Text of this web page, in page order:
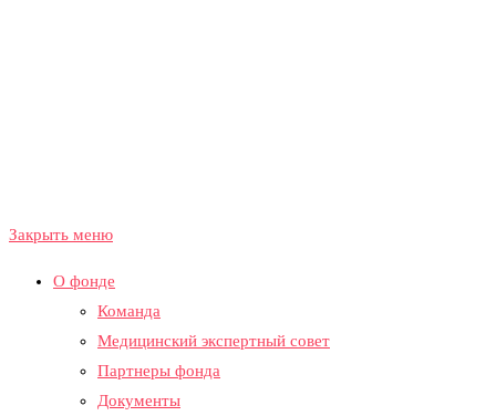
Закрыть меню
О фонде
Команда
Медицинский экспертный совет
Партнеры фонда
Документы